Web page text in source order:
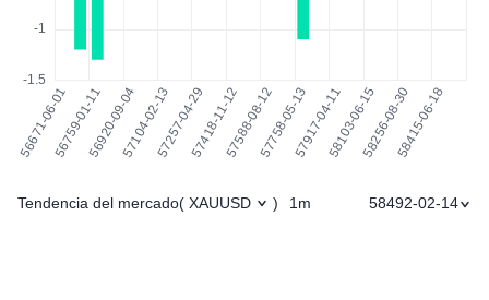
Tendencia del mercado( XAUUSD ) 1m 58492-02-14